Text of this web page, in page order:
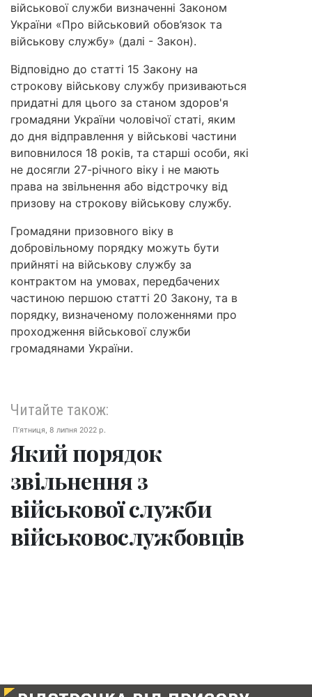
військової служби визначенні Законом
України «Про військовий обов’язок та
військову службу» (далі - Закон).
Відповідно до статті 15 Закону на
строкову військову службу призиваються
придатні для цього за станом здоров'я
громадяни України чоловічої статі, яким
до дня відправлення у військові частини
виповнилося 18 років, та старші особи, які
не досягли 27-річного віку і не мають
права на звільнення або відстрочку від
призову на строкову військову службу.
Громадяни призовного віку в
добровільному порядку можуть бути
прийняті на військову службу за
контрактом на умовах, передбачених
частиною першою статті 20 Закону, та в
порядку, визначеному положеннями про
проходження військової служби
громадянами України.
Читайте також:
П’ятниця, 8 липня 2022 р.
Який порядок
звільнення з
військової служби
військовослужбовців